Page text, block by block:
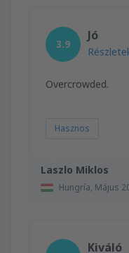
Laszlo Miklos
Hungría, Május
3.9
Jó
Overcrowded.
Hasznos
Kiváló